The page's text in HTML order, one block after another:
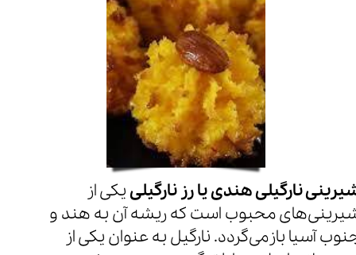
نارگیلی هندی یا رز نارگیلییکی از
محبوب است که ریشه آن به هند و
آسیا بازمی‌گردد. نارگیل به عنوان یکی از